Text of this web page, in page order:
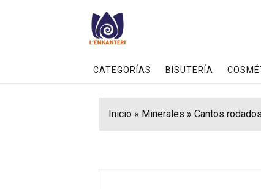
CATEGORÍAS BISUTERÍA
Inicio» Minerales » Cantos rodados